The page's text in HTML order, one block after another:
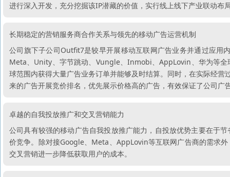
进行深入开发，充分挖掘该IP潜藏的价值，实行线上线下产业联动布
长期稳定的营销服务商合作关系与领先的移动广告运营机制
公司旗下子公司Outfit7是较早开展移动互联网广告业务并通过应用
Meta、Unity、字节跳动、Vungle、Inmobi、AppLovin、华为等全
球范围内获得大量广告业务订单并能够及时结算。同时，在实际经
来的广告开展竞价排名，优先展示价格高的广告，有效保证了公司广
卓越的自我投放推广和交叉营销能力
公司具有较强的移动广告自我投放推广能力，自投放优势主要在于
价竞争。除对接Google、Meta、AppLovin等互联网广告商的需求
交叉营销进一步降低获取用户的成本。